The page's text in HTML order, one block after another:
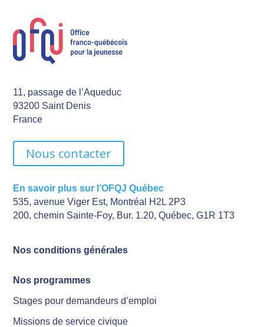
11, passage de l’Aqueduc
93200 Saint Denis
France
Nous contacter
En savoir plus sur l’OFQJ Québec
535, avenue Viger Est, Montréal H2L 2P3
200, chemin Sainte-Foy, Bur. 1.20, Québec, G1R 1T3
Nos conditions générales
Nos programmes
Stages pour demandeurs d’emploi
Missions de service civique